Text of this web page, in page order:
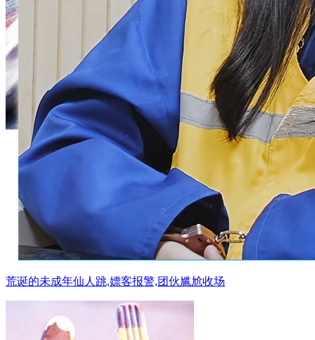
荒诞的未成年仙人跳,嫖客报警,团伙尴尬收场